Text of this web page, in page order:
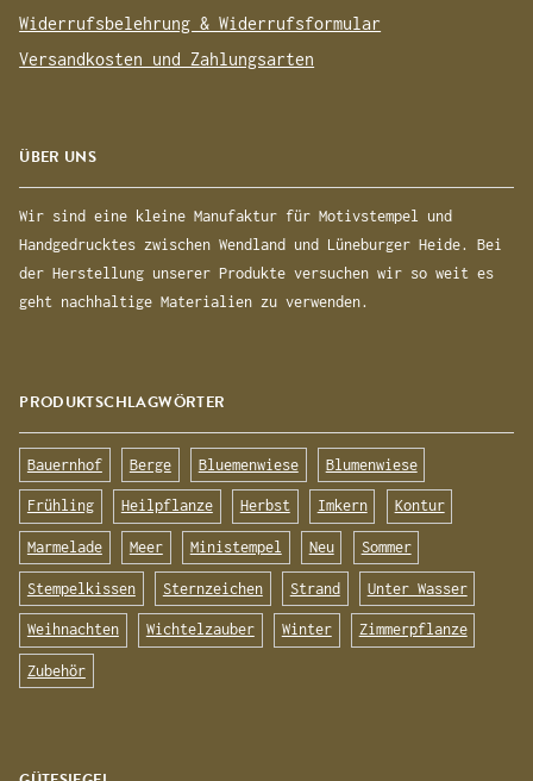
Widerrufsbelehrung & Widerrufsformular
Versandkosten und Zahlungsarten
ÜBER UNS
Wir sind eine kleine Manufaktur für Motivstempel und
Handgedrucktes zwischen Wendland und Lüneburger Heide. Bei
der Herstellung unserer Produkte versuchen wir so weit es
geht nachhaltige Materialien zu verwenden.
PRODUKTSCHLAGWÖRTER
Bauernhof Berge Bluemenwiese Blumenwiese
Frühling Heilpflanze Herbst Imkern Kontur
Marmelade Meer Ministempel Neu Sommer
Stempelkissen Sternzeichen Strand Unter Wasser
Weihnachten Wichtelzauber Winter Zimmerpflanze
Zubehör